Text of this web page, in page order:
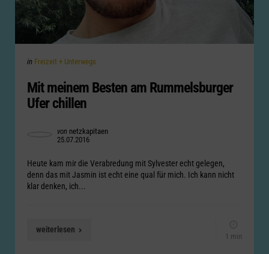
Categories
Posted
in Freizeit + Unterwegs
Mit meinem Besten am Rummelsburger
Ufer chillen
Posted
by
von netzkapitaen
25.07.2016
Heute kam mir die Verabredung mit Sylvester echt gelegen,
denn das mit Jasmin ist echt eine qual für mich. Ich kann nicht
klar denken, ich...
weiterlesen
1 min